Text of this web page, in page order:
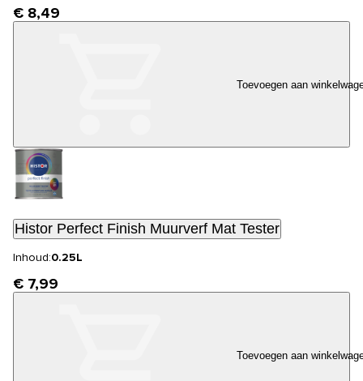
€ 8,49
Toevoegen aan
Histor Perfect Finish Muurverf Mat Tester
Inhoud:0.25L
€ 7,99
Toevoegen aan